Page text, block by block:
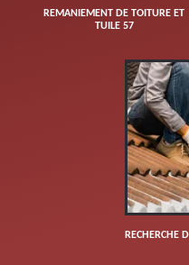
REMANIEMENT DE TOITURE ET
TUILE 57
RECHERCHE